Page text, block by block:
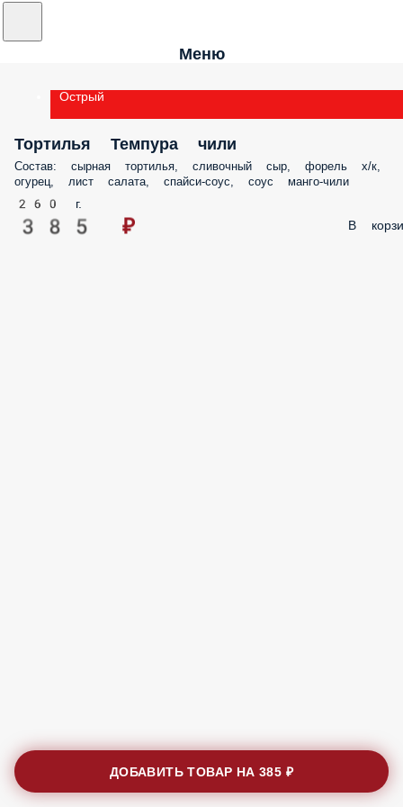
Меню
Острый
Тортилья Темпура чили
Состав: сырная тортилья, сливочный сыр, форель х/к,
огурец, лист салата, спайси-соус, соус манго-чили
260 г.
385 ₽ В
ДОБАВИТЬ ТОВАР НА385 ₽